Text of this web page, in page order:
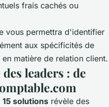
frais cachés ou
vous permettra d'identifier
aux spécificités de
matière de relation client.
leaders : de
15 solutions révèle des